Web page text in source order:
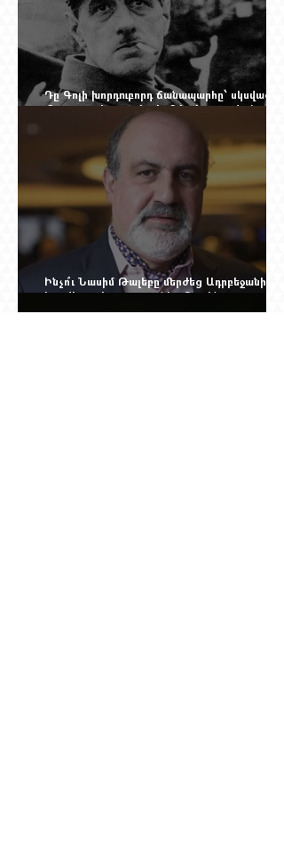
Դը Գոլի խորդուբորդ ճանապարհը՝ սկսված
մեղադրյալի աթոռից և մեկ սխալ գրված
Ինչո՞ւ Նասիմ Թալեբը մերժեց Ադրբեջանի
հրավերքը և պաշտպանեց Ռուբեն
Վարդանյանին